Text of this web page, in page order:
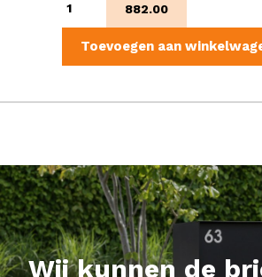
Parcel
Lock
BDXL
882.00
Toevoegen aan
Wij kunnen de